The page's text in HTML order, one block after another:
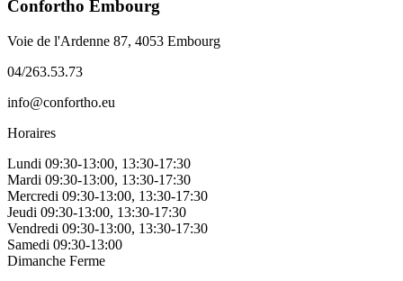
Confortho Embourg
Voie de l'Ardenne 87, 4053 Embourg
04/263.53.73
info@confortho.eu
Horaires
Lundi 09:30-13:00, 13:30-17:30
Mardi 09:30-13:00, 13:30-17:30
Mercredi 09:30-13:00, 13:30-17:30
Jeudi 09:30-13:00, 13:30-17:30
Vendredi 09:30-13:00, 13:30-17:30
Samedi 09:30-13:00
Dimanche Ferme